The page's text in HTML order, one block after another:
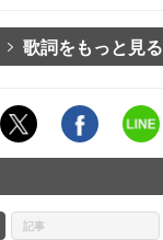
歌詞をもっと見る
記事